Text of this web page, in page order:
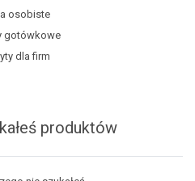
osobiste
gotówkowe
dla firm
produktów